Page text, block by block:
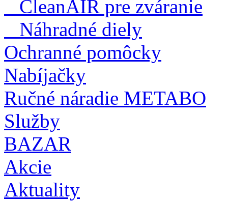
CleanAIR pre zváranie
Náhradné diely
Ochranné pomôcky
Nabíjačky
Ručné náradie METABO
Služby
BAZAR
Akcie
Aktuality